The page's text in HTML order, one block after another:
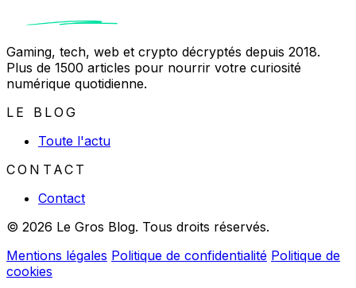
Gaming, tech, web et crypto décryptés depuis 2018.
Plus de 1500 articles pour nourrir votre curiosité
numérique quotidienne.
LE BLOG
Toute l'actu
CONTACT
Contact
© 2026 Le Gros Blog. Tous droits réservés.
Mentions légales Politique de confidentialité Politique de
cookies